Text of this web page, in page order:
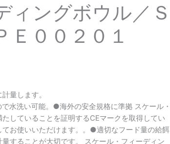
ィングボウル／Ｓ
００２０１
量します。
水洗い可能。●海外の安全規格に準拠 スケール・
していることを証明するCEマークを取得してい
お使いいただけます。。●適切なフード量の給餌
することが大切です。 スケール・フィーディン